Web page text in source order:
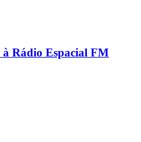
à Rádio Espacial FM